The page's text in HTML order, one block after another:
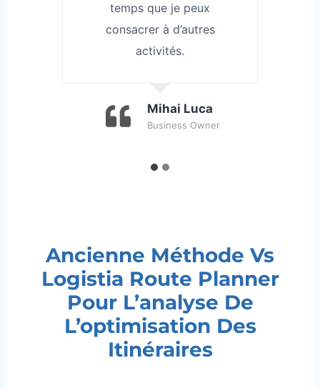
temps que je peux
consacrer à d’autres
activités.
Mihai Luca
Business Owner
Ancienne Méthode Vs
Logistia Route Planner
Pour L’analyse De
L’optimisation Des
Itinéraires